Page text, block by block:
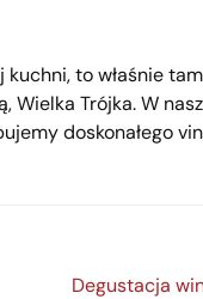
to właśnie
Wielka Trójka. W
doskonałego
Degustacja